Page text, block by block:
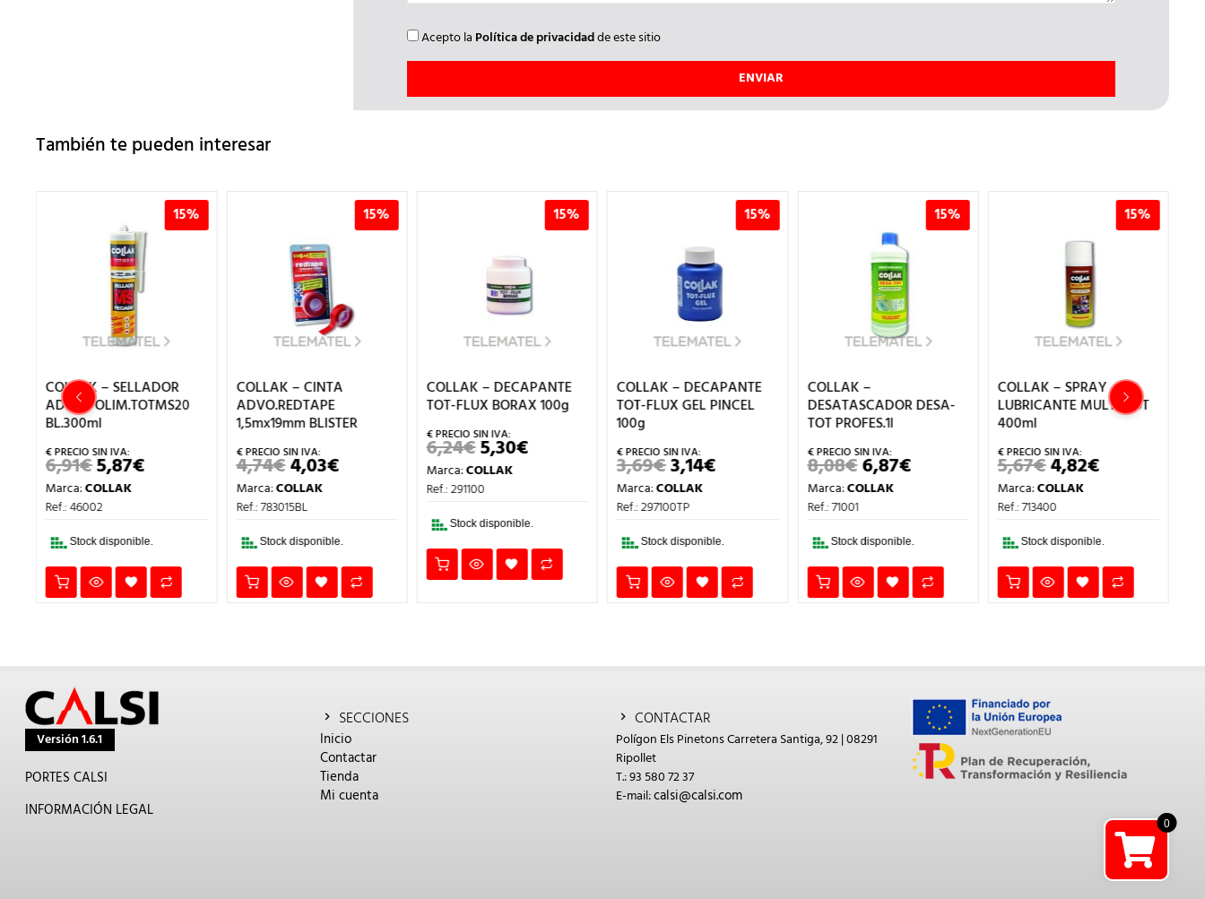
Acepto la Política de privacidadde este sitio
También te pueden interesar
COLLAK – CINTA
ADVO.REDTAPE
1,5mx19mm BLISTER
4,74€EL
PRECIO
ORIGINAL
4,03 PRECIO
ACTUAL
Marca:COLLAK
Ref.: 783015BL
Stock disponible.
COLLAK – DECAPANTE
TOT-FLUX BORAX 100g
6,24€PRECIO
ORIGINAL
ERA:
PRECIO
ACTUAL
Marca:COLLAK
Ref.: 291100
COLLAK – DECAPANTE
TOT-FLUX GEL PINCEL
3,69€EL
PRECIO
3,69€.
3,14
ACTUAL
Marca:
COLLAK –
DESATASCADOR DESA-
8,08€EL
PRECIO
ORIGINAL
6,87 PRECIO
ACTUAL
Marca:COLLAK
Ref.: 71001
Stock disponible.
COLLAK – SPRAY
LUBRICANTE MULTI-TOT
400ml
5,67€EL
PRECIO
ORIGINAL
4,82 PRECIO
ACTUAL
Marca:COLLAK
Ref.: 713400
Stock disponible.
COLLAK – CAÑAMO
MADEJA 200g
5,18€EL
PRECIO
ORIGINAL
ERA:
4,40
Marca:COLLAK
Ref.: 780200
Versión 1.6.1
PORTES CALSI
INFORMACIÓN LEGAL
SECCIONES
Inicio
Contactar
Tienda
Mi cuenta
CONTACTAR
Polígon Els Pinetons Carretera Santiga, 92 | 08291
Ripollet
T.: 93 580 72 37
E-mail:calsi@calsi.com
0